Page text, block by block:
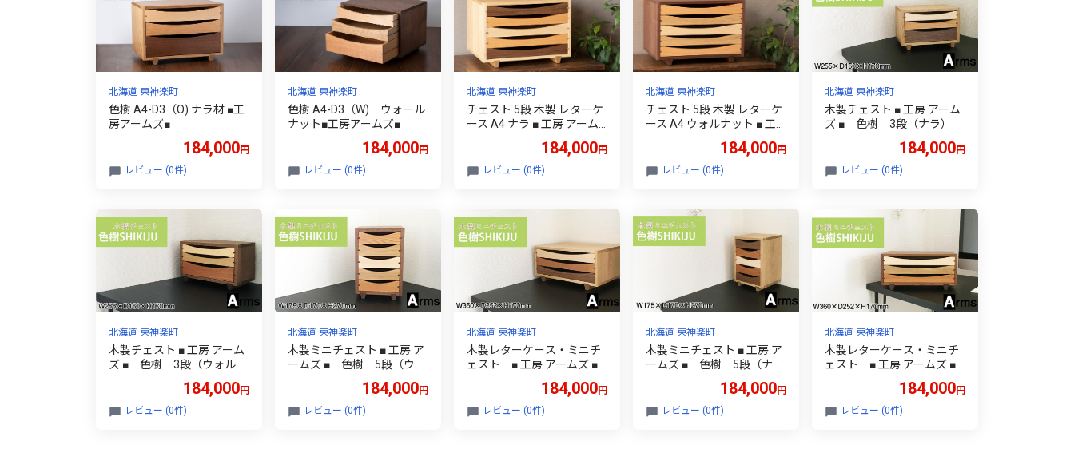
北海道 東神楽町
色樹 A4-D3（O) ナラ材 ■工
房アームズ■
184,000円
レビュー (0件)
北海道 東神楽町
色樹 A4-D3（W) ウォール
ナット■工房アームズ■
184,000円
レビュー (0件)
北海道 東神楽町
チェスト 5段 木製 レターケ
ース A4 ナラ ■ 工房 アーム
184,000円
レビュー (0件)
北海道 東神楽町
チェスト 5段 木製 レターケ
ース A4 ウォルナット ■ 工
184,000円
レビュー (0件)
北海道 東神楽町
木製チェスト ■ 工房 アーム
ズ ■ 色樹 3段（ナラ）
184,000円
レビュー (0件)
北海道 東神楽町
木製チェスト ■ 工房 アーム
ズ ■ 色樹 3段（ウォルナ
184,000円
レビュー (0件)
北海道 東神楽町
木製ミニチェスト ■ 工房 ア
ームズ ■ 色樹 5段（ウォ
184,000円
レビュー (0件)
北海道 東神楽町
木製レターケース・ミニチ
ェスト ■ 工房 アームズ ■
184,000円
レビュー (0件)
北海道 東神楽町
木製ミニチェスト ■ 工房 ア
ームズ ■ 色樹 5段（ナ
184,000円
レビュー (0件)
北海道 東神楽町
木製レターケース・ミニチ
ェスト ■ 工房 アームズ ■
184,000円
レビュー (0件)